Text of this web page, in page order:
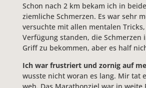
Schon nach 2 km bekam ich in
ziemliche Schmerzen. Es war sehr
versuchte mit allen mentalen
Verfügung standen, die Schmerzen
Griff zu bekommen, aber es half
Ich war frustriert und zornig auf
wusste nicht woran es lang. Mir tat